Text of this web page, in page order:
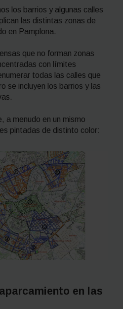
los barrios y algunas calles
las distintas zonas de
en Pamplona.
que no forman zonas
con límites
todas las calles que
se incluyen los barrios y las
a menudo en un mismo
pintadas de distinto color:
en las